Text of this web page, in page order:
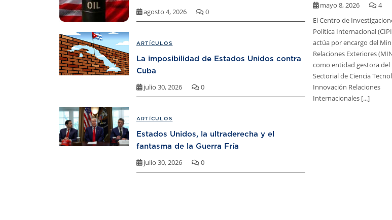
mayo 8, 2026
4
El Centro de
Política Internacional
actúa por encargo del
Relaciones Exteriores
como entidad gestora del
Sectorial de Ciencia
Innovación Relaciones
Internacionales [...]
agosto 4, 2026 0
ARTÍCULOS
La imposibilidad de Estados Unidos contra
Cuba
julio 30, 2026 0
ARTÍCULOS
Estados Unidos, la ultraderecha y el
fantasma de la Guerra Fría
julio 30, 2026 0